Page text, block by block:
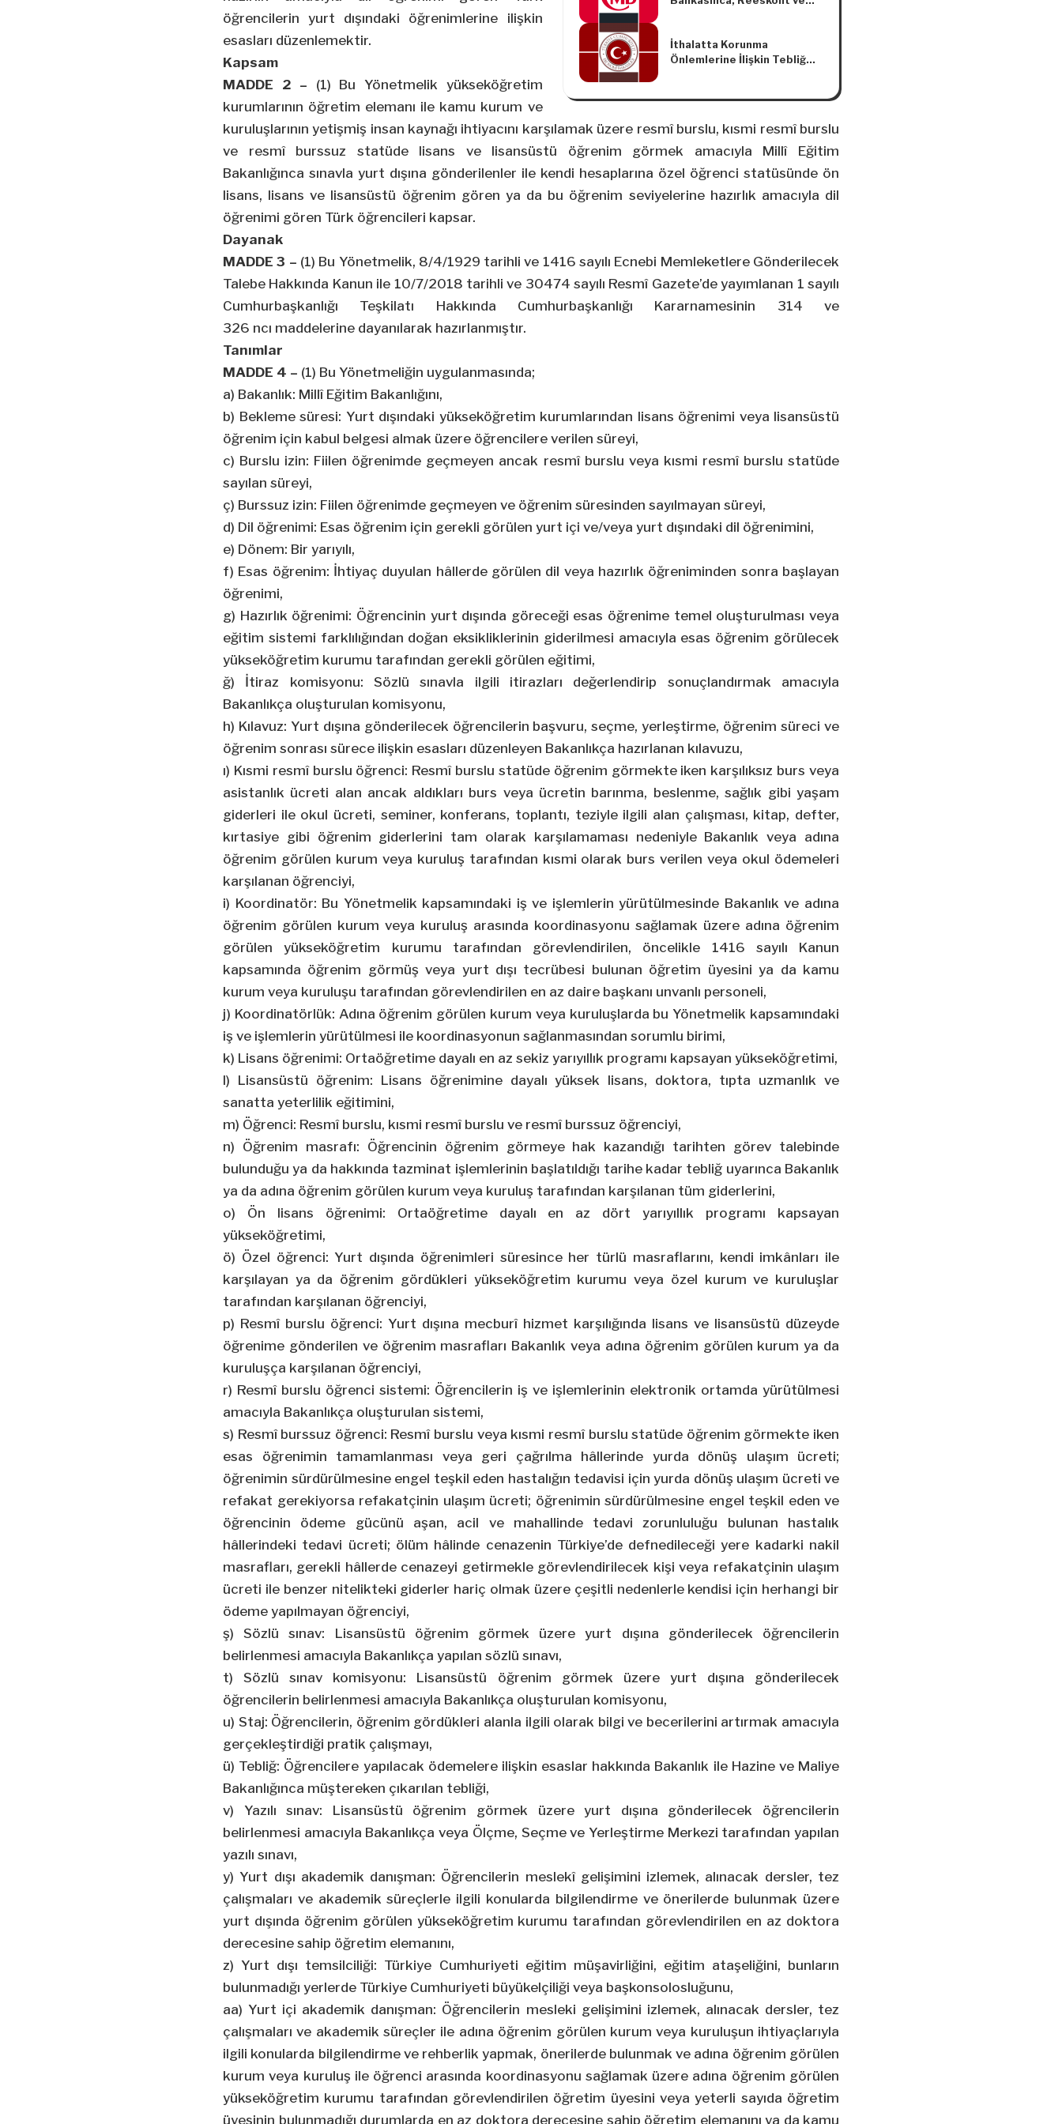
Oranları Hakkında Tebliğ
İthalatta Korunma
Önlemlerine İlişkin Tebliğ
öğrencilerin yurt dışındaki öğrenimlerine ilişkin
esasları düzenlemektir.
Kapsam
MADDE 2 – (1) Bu Yönetmelik yükseköğretim
kurumlarının öğretim elemanı ile kamu kurum ve
kuruluşlarının yetişmiş insan kaynağı ihtiyacını karşılamak üzere resmî burslu, kısmi resmî burslu
ve resmî burssuz statüde lisans ve lisansüstü öğrenim görmek amacıyla Millî Eğitim
Bakanlığınca sınavla yurt dışına gönderilenler ile kendi hesaplarına özel öğrenci statüsünde ön
lisans, lisans ve lisansüstü öğrenim gören ya da bu öğrenim seviyelerine hazırlık amacıyla dil
öğrenimi gören Türk öğrencileri kapsar.
Dayanak
MADDE 3 – (1) Bu Yönetmelik, 8/4/1929 tarihli ve 1416 sayılı Ecnebi Memleketlere Gönderilecek
Talebe Hakkında Kanun ile 10/7/2018 tarihli ve 30474 sayılı Resmî Gazete’de yayımlanan 1 sayılı
Cumhurbaşkanlığı Teşkilatı Hakkında Cumhurbaşkanlığı Kararnamesinin 314 ve
326 ncı maddelerine dayanılarak hazırlanmıştır.
Tanımlar
MADDE 4 – (1) Bu Yönetmeliğin uygulanmasında;
a) Bakanlık: Millî Eğitim Bakanlığını,
b) Bekleme süresi: Yurt dışındaki yükseköğretim kurumlarından lisans öğrenimi veya lisansüstü
öğrenim için kabul belgesi almak üzere öğrencilere verilen süreyi,
c) Burslu izin: Fiilen öğrenimde geçmeyen ancak resmî burslu veya kısmi resmî burslu statüde
sayılan süreyi,
ç) Burssuz izin: Fiilen öğrenimde geçmeyen ve öğrenim süresinden sayılmayan süreyi,
d) Dil öğrenimi: Esas öğrenim için gerekli görülen yurt içi ve/veya yurt dışındaki dil öğrenimini,
e) Dönem: Bir yarıyılı,
f) Esas öğrenim: İhtiyaç duyulan hâllerde görülen dil veya hazırlık öğreniminden sonra başlayan
öğrenimi,
g) Hazırlık öğrenimi: Öğrencinin yurt dışında göreceği esas öğrenime temel oluşturulması veya
eğitim sistemi farklılığından doğan eksikliklerinin giderilmesi amacıyla esas öğrenim görülecek
yükseköğretim kurumu tarafından gerekli görülen eğitimi,
ğ) İtiraz komisyonu: Sözlü sınavla ilgili itirazları değerlendirip sonuçlandırmak amacıyla
Bakanlıkça oluşturulan komisyonu,
h) Kılavuz: Yurt dışına gönderilecek öğrencilerin başvuru, seçme, yerleştirme, öğrenim süreci ve
öğrenim sonrası sürece ilişkin esasları düzenleyen Bakanlıkça hazırlanan kılavuzu,
ı) Kısmi resmî burslu öğrenci: Resmî burslu statüde öğrenim görmekte iken karşılıksız burs veya
asistanlık ücreti alan ancak aldıkları burs veya ücretin barınma, beslenme, sağlık gibi yaşam
giderleri ile okul ücreti, seminer, konferans, toplantı, teziyle ilgili alan çalışması, kitap, defter,
kırtasiye gibi öğrenim giderlerini tam olarak karşılamaması nedeniyle Bakanlık veya adına
öğrenim görülen kurum veya kuruluş tarafından kısmi olarak burs verilen veya okul ödemeleri
karşılanan öğrenciyi,
i) Koordinatör: Bu Yönetmelik kapsamındaki iş ve işlemlerin yürütülmesinde Bakanlık ve adına
öğrenim görülen kurum veya kuruluş arasında koordinasyonu sağlamak üzere adına öğrenim
görülen yükseköğretim kurumu tarafından görevlendirilen, öncelikle 1416 sayılı Kanun
kapsamında öğrenim görmüş veya yurt dışı tecrübesi bulunan öğretim üyesini ya da kamu
kurum veya kuruluşu tarafından görevlendirilen en az daire başkanı unvanlı personeli,
j) Koordinatörlük: Adına öğrenim görülen kurum veya kuruluşlarda bu Yönetmelik kapsamındaki
iş ve işlemlerin yürütülmesi ile koordinasyonun sağlanmasından sorumlu birimi,
k) Lisans öğrenimi: Ortaöğretime dayalı en az sekiz yarıyıllık programı kapsayan yükseköğretimi,
l) Lisansüstü öğrenim: Lisans öğrenimine dayalı yüksek lisans, doktora, tıpta uzmanlık ve
sanatta yeterlilik eğitimini,
m) Öğrenci: Resmî burslu, kısmi resmî burslu ve resmî burssuz öğrenciyi,
n) Öğrenim masrafı: Öğrencinin öğrenim görmeye hak kazandığı tarihten görev talebinde
bulunduğu ya da hakkında tazminat işlemlerinin başlatıldığı tarihe kadar tebliğ uyarınca Bakanlık
ya da adına öğrenim görülen kurum veya kuruluş tarafından karşılanan tüm giderlerini,
o) Ön lisans öğrenimi: Ortaöğretime dayalı en az dört yarıyıllık programı kapsayan
yükseköğretimi,
ö) Özel öğrenci: Yurt dışında öğrenimleri süresince her türlü masraflarını, kendi imkânları ile
karşılayan ya da öğrenim gördükleri yükseköğretim kurumu veya özel kurum ve kuruluşlar
tarafından karşılanan öğrenciyi,
p) Resmî burslu öğrenci: Yurt dışına mecburî hizmet karşılığında lisans ve lisansüstü düzeyde
öğrenime gönderilen ve öğrenim masrafları Bakanlık veya adına öğrenim görülen kurum ya da
kuruluşça karşılanan öğrenciyi,
r) Resmî burslu öğrenci sistemi: Öğrencilerin iş ve işlemlerinin elektronik ortamda yürütülmesi
amacıyla Bakanlıkça oluşturulan sistemi,
s) Resmî burssuz öğrenci: Resmî burslu veya kısmi resmî burslu statüde öğrenim görmekte iken
esas öğrenimin tamamlanması veya geri çağrılma hâllerinde yurda dönüş ulaşım ücreti;
öğrenimin sürdürülmesine engel teşkil eden hastalığın tedavisi için yurda dönüş ulaşım ücreti ve
refakat gerekiyorsa refakatçinin ulaşım ücreti; öğrenimin sürdürülmesine engel teşkil eden ve
öğrencinin ödeme gücünü aşan, acil ve mahallinde tedavi zorunluluğu bulunan hastalık
hâllerindeki tedavi ücreti; ölüm hâlinde cenazenin Türkiye’de defnedileceği yere kadarki nakil
masrafları, gerekli hâllerde cenazeyi getirmekle görevlendirilecek kişi veya refakatçinin ulaşım
ücreti ile benzer nitelikteki giderler hariç olmak üzere çeşitli nedenlerle kendisi için herhangi bir
ödeme yapılmayan öğrenciyi,
ş) Sözlü sınav: Lisansüstü öğrenim görmek üzere yurt dışına gönderilecek öğrencilerin
belirlenmesi amacıyla Bakanlıkça yapılan sözlü sınavı,
t) Sözlü sınav komisyonu: Lisansüstü öğrenim görmek üzere yurt dışına gönderilecek
öğrencilerin belirlenmesi amacıyla Bakanlıkça oluşturulan komisyonu,
u) Staj: Öğrencilerin, öğrenim gördükleri alanla ilgili olarak bilgi ve becerilerini artırmak amacıyla
gerçekleştirdiği pratik çalışmayı,
ü) Tebliğ: Öğrencilere yapılacak ödemelere ilişkin esaslar hakkında Bakanlık ile Hazine ve Maliye
Bakanlığınca müştereken çıkarılan tebliği,
v) Yazılı sınav: Lisansüstü öğrenim görmek üzere yurt dışına gönderilecek öğrencilerin
belirlenmesi amacıyla Bakanlıkça veya Ölçme, Seçme ve Yerleştirme Merkezi tarafından yapılan
yazılı sınavı,
y) Yurt dışı akademik danışman: Öğrencilerin meslekî gelişimini izlemek, alınacak dersler, tez
çalışmaları ve akademik süreçlerle ilgili konularda bilgilendirme ve önerilerde bulunmak üzere
yurt dışında öğrenim görülen yükseköğretim kurumu tarafından görevlendirilen en az doktora
derecesine sahip öğretim elemanını,
z) Yurt dışı temsilciliği: Türkiye Cumhuriyeti eğitim müşavirliğini, eğitim ataşeliğini, bunların
bulunmadığı yerlerde Türkiye Cumhuriyeti büyükelçiliği veya başkonsolosluğunu,
aa) Yurt içi akademik danışman: Öğrencilerin mesleki gelişimini izlemek, alınacak dersler, tez
çalışmaları ve akademik süreçler ile adına öğrenim görülen kurum veya kuruluşun ihtiyaçlarıyla
ilgili konularda bilgilendirme ve rehberlik yapmak, önerilerde bulunmak ve adına öğrenim görülen
kurum veya kuruluş ile öğrenci arasında koordinasyonu sağlamak üzere adına öğrenim görülen
yükseköğretim kurumu tarafından görevlendirilen öğretim üyesini veya yeterli sayıda öğretim
üyesinin bulunmadığı durumlarda en az doktora derecesine sahip öğretim elemanını ya da kamu